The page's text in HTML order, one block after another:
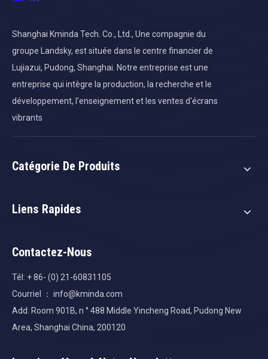
Shanghai Kminda Tech. Co., Ltd., Une compagnie du
groupe Landsky, est située dans le centre financier de
Lujiazui, Pudong, Shanghai. Notre entreprise est une
entreprise qui intègre la production, la recherche et le
développement, l'enseignement et les ventes d'écrans
vibrants
Catégorie De Produits
Liens Rapides
Contactez-Nous
Tél: + 86- (0) 21-60831105
Courriel ： info@kminda.com
Add: Room 901B, n ° 488 Middle Yincheng Road, Pudong New
Area, Shanghai China, 200120